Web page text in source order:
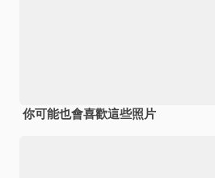
你可能也會喜歡這些照片